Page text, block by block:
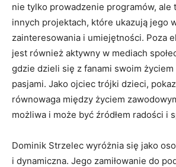
nie tylko prowadzenie programów, ale
innych projektach, które ukazują jego
zainteresowania i umiejętności. Poza
jest również aktywny w mediach
gdzie dzieli się z fanami swoim
pasjami. Jako ojciec trójki dzieci,
równowaga między życiem
możliwa i może być źródłem radości i
Dominik Strzelec wyróżnia się jako
i dynamiczna. Jego zamiłowanie do